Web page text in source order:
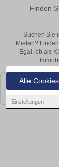
Alle
Einstellungen
Finden
Suchen Sie
Mieten?
Egal, ob als
Leider konnten